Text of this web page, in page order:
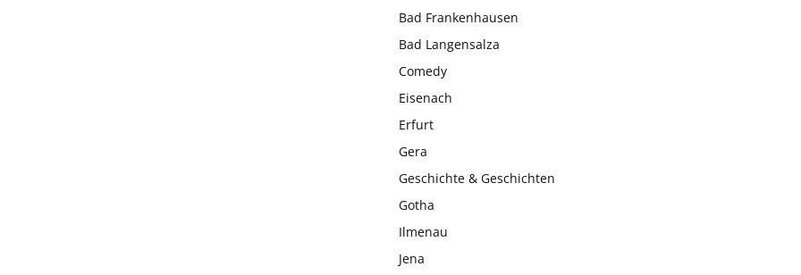
Bad Frankenhausen
Bad Langensalza
Comedy
Eisenach
Erfurt
Gera
Geschichte & Geschichten
Gotha
Ilmenau
Jena